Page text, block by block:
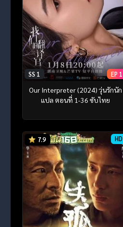
SS 1 EP 1
Our Interpreter (2024) วุ่นรักนัก
แปล ตอนที่ 1-36 ซับไทย
7.9 HD